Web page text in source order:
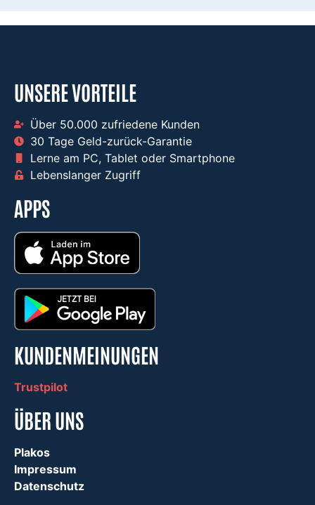
UNSERE VORTEILE
Über 50.000 zufriedene Kunden​
30 Tage Geld-zurück-Garantie​
Lerne am PC, Tablet oder Smartphone​
Lebenslanger Zugriff ​
APPS
KUNDENMEINUNGEN
Trustpilot
ÜBER UNS
Plakos
Impressum
Datenschutz